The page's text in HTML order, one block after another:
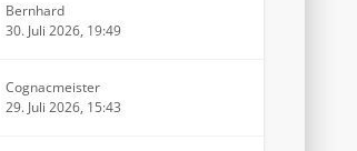
Bernhard
30. Juli 2026, 19:49
Cognacmeister
29. Juli 2026, 15:43